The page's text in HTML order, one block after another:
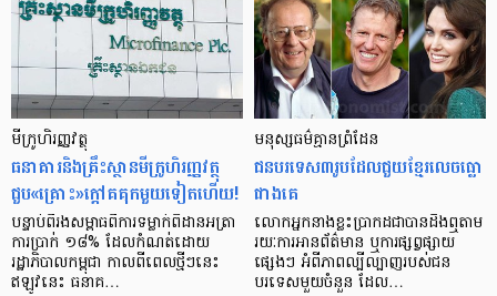
មីក្រូ​ហិរញ្ញវត្ថុ
ធនាគារ​និង​គ្រឹះស្ថាន​មីក្រូ​ហិរញ្ញវត្ថុ​
ជួប«គ្រោះ»ក្តៅ​គគុក​មួយ​ទៀត​ហើយ!
បន្ទាប់​ពី​រង​សម្ពាធ​​ពី​ការ​ទម្លាក់​ពិដាន​អត្រា​
ការ​ប្រាក់ ១៨​% ដែល​កំណត់​ដោយ​
រដ្ឋាភិបាល​កម្ពុជា កាល​ពី​ពេល​ថ្មីៗ​នេះ
ឥឡូវ​នេះ ធនាគ…
មនុស្ស​ធម៌​គ្មាន​ព្រំដែន
ជន​បរទេស​៣​រូប​ដែល​ជួយ​ខ្មែរ​លេច​ធ្លោ​
ជាង​គេ
លោកអ្នក​នាង​ខ្លះ​ប្រាកដ​ជា​បាន​​ដឹង​ឮ​តាម​
រយៈ​ការ​អាន​ព័ត៌មាន ឬ​ការ​ផ្សព្វផ្សាយ​
ផ្សេងៗ អំពី​ភាព​ល្បីល្បាញ​របស់​ជន​
បរទេស​មួយ​ចំនួន ដែល…